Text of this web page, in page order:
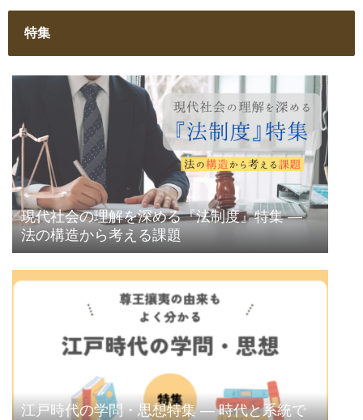
特集
現代社会の理解を深める『法制度』特集 ―
法の構造から考える課題
江戸時代の学問・思想特集 ― 時代と系統で